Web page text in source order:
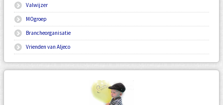
Valwijzer
MOgroep
Brancheorganisatie
Vrienden van Aljeco